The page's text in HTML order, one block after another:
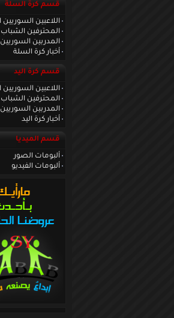
قسم كرة السلة
اللاعبين
المحترفين الشباب
المدربين
أخبار كرة السلة
قسم كرة اليد
اللاعبين
المحترفين الشباب
المدربين
أخبار كرة اليد
قسم الميديا
ألبومات الصور
ألبومات الفيديو